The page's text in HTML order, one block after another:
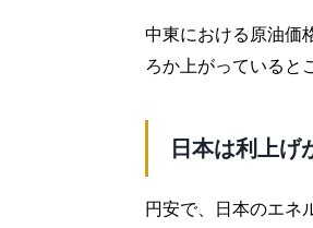
中東における原油価
ろか上がっていると
日本は利上げ
円安で、日本のエネ